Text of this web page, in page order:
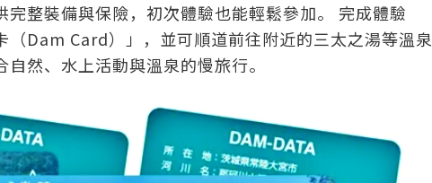
整裝備與保險，初次體驗也能輕鬆參加。 完成體驗
Dam Card）」，並可順道前往附近的三太之湯等溫泉
然、水上活動與溫泉的慢旅行。